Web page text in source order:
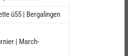
ü55 | Bergalingen
| March-